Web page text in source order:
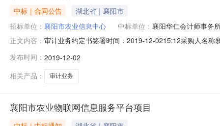
中标｜合同公告
湖北省｜襄阳市
招标单位： 襄阳市农业信息中心 中标单位： 襄阳华仁会计师事务
正文内容： 审计业务约定书签署时间：2019-12-0215:12采购人名称
发布时间： 2019-12-02
相关产品：
审计业务
襄阳市农业物联网信息服务平台项目